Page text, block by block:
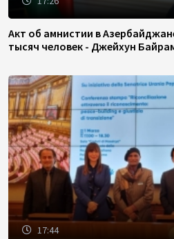
Акт об амнистии в
тысяч человек - Джейхун
17:44